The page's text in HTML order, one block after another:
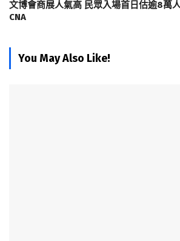
文博會商展人氣高 民眾入場首日估逾8萬
CNA
You May Also Like!